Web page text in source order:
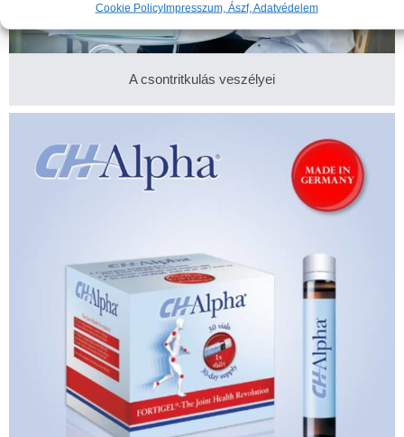
Cookie PolicyImpresszum, Ászf, Adatvédelem
A csontritkulás veszélyei